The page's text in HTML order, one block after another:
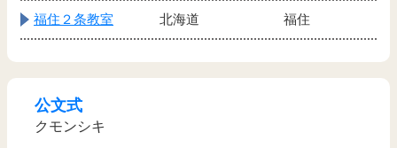
福住２条教室 北海道 福住
公文式
クモンシキ